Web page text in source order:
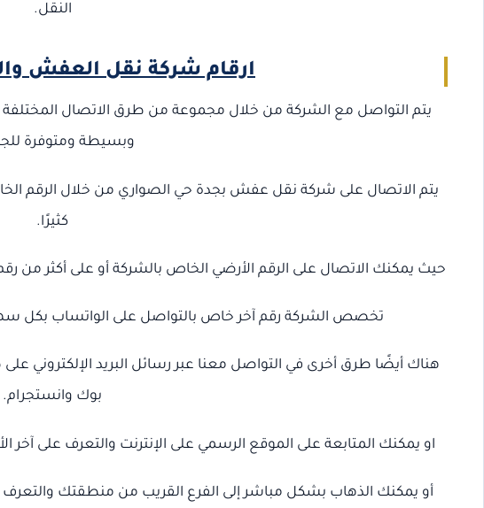
النقل.
ارقام شركة نقل العفش
يتم التواصل مع الشركة من خلال مجموعة من طرق الاتصال
وبسيطة ومتوفرة
يتم الاتصال على شركة نقل عفش بجدة حي الصواري من خلال الرقم
كثيرًا.
حيث يمكنك الاتصال على الرقم الأرضي الخاص بالشركة أو على أكثر من
تخصص الشركة رقم آخر خاص بالتواصل على الواتساب بكل
هناك أيضًا طرق أخرى في التواصل معنا عبر رسائل البريد الإلكتروني
بوك وانستجرام.
او يمكنك المتابعة على الموقع الرسمي على الإنترنت والتعرف على آخر
أو يمكنك الذهاب بشكل مباشر إلى الفرع القريب من منطقتك والتعرف